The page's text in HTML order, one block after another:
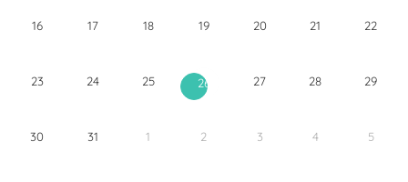
16 17 18 19 20 21 22
23 24 25 26 27 28 29
30 31 1 2 3 4 5